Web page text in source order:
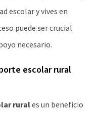
escolar y vives en
puede ser crucial
necesario.
escolar rural
rurales un beneficio